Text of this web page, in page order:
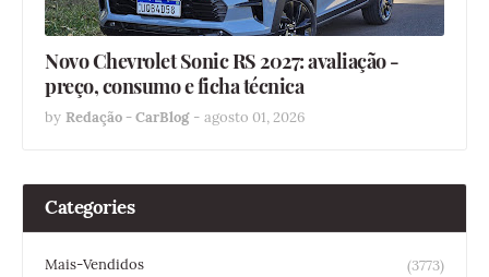
Novo Chevrolet Sonic RS 2027: avaliação -
preço, consumo e ficha técnica
by Redação - CarBlog - agosto 01, 2026
Categories
Mais-Vendidos
(3773)